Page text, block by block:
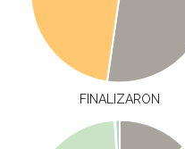
FINALIZARON